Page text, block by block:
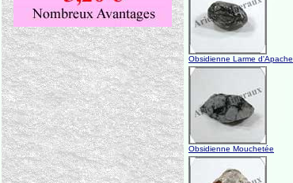
Obsidienne Larme d'Apache
Obsidienne Mouchetée